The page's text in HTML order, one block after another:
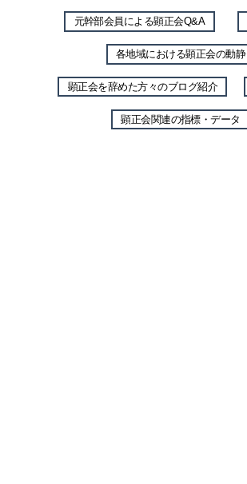
元幹部会員による顕正会Q&A
各地域における顕正会の動静
顕正会を辞めた方々のブログ紹介
顕正会関連の指標・データ